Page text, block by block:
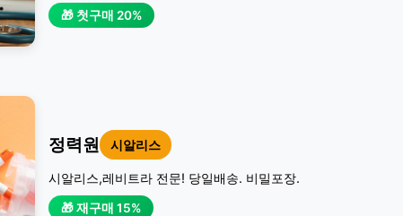
🎁 첫구매 20%
정력원 시알리스
시알리스,레비트라 전문! 당일배송. 비밀포장.
🎁 재구매 15%